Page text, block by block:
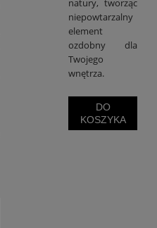
natury, tworząc
niepowtarzalny
element
ozdobny dla
Twojego
wnętrza.
DO
KOSZYKA